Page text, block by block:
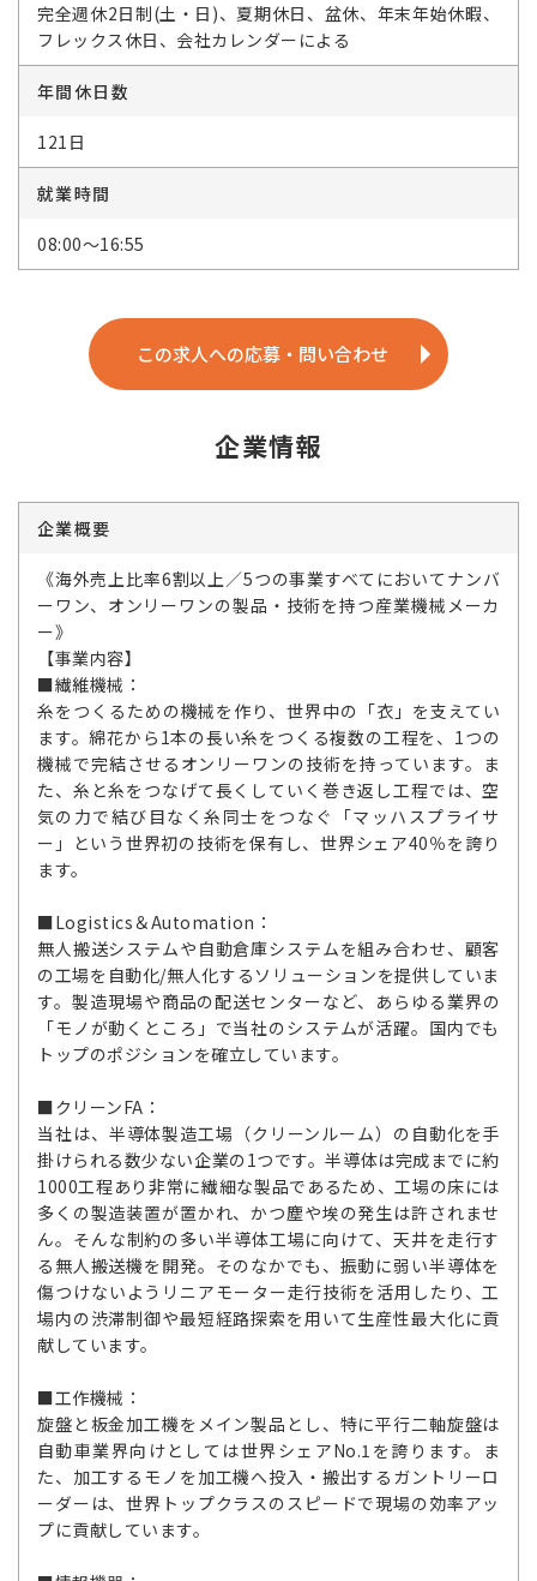
完全週休2日制(土・日)、夏期休日、盆休、年末年始休暇、
フレックス休日、会社カレンダーによる
年間休日数
121日
就業時間
08:00～16:55
この求人への応募・問い合わせ
企業情報
企業概要
《海外売上比率6割以上／5つの事業すべてにおいてナンバ
ーワン、オンリーワンの製品・技術を持つ産業機械メーカ
ー》
【事業内容】
■繊維機械：
糸をつくるための機械を作り、世界中の「衣」を支えてい
ます。綿花から1本の長い糸をつくる複数の工程を、1つの
機械で完結させるオンリーワンの技術を持っています。ま
た、糸と糸をつなげて長くしていく巻き返し工程では、空
気の力で結び目なく糸同士をつなぐ「マッハスプライサ
ー」という世界初の技術を保有し、世界シェア40％を誇り
ます。
■Logistics＆Automation：
無人搬送システムや自動倉庫システムを組み合わせ、顧客
の工場を自動化/無人化するソリューションを提供していま
す。製造現場や商品の配送センターなど、あらゆる業界の
「モノが動くところ」で当社のシステムが活躍。国内でも
トップのポジションを確立しています。
■クリーンFA：
当社は、半導体製造工場（クリーンルーム）の自動化を手
掛けられる数少ない企業の1つです。半導体は完成までに約
1000工程あり非常に繊細な製品であるため、工場の床には
多くの製造装置が置かれ、かつ塵や埃の発生は許されませ
ん。そんな制約の多い半導体工場に向けて、天井を走行す
る無人搬送機を開発。そのなかでも、振動に弱い半導体を
傷つけないようリニアモーター走行技術を活用したり、工
場内の渋滞制御や最短経路探索を用いて生産性最大化に貢
献しています。
■工作機械：
旋盤と板金加工機をメイン製品とし、特に平行二軸旋盤は
自動車業界向けとしては世界シェアNo.1を誇ります。ま
た、加工するモノを加工機へ投入・搬出するガントリーロ
ーダーは、世界トップクラスのスピードで現場の効率アッ
プに貢献しています。